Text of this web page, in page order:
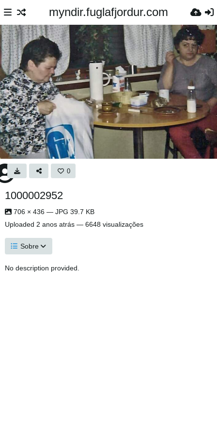
myndir.fuglafjordur.com
0
1000002952
706 × 436 — JPG 39.7 KB
Uploaded 2 anos atrás — 6648 visualizações
Sobre
No description provided.